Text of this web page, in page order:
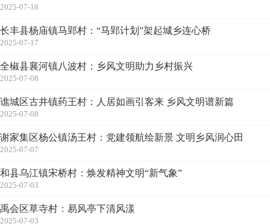
2025-07-18
长丰县杨庙镇马郢村：“马郢计划”架起城乡连心桥
2025-07-17
全椒县襄河镇八波村：乡风文明助力乡村振兴
2025-07-08
谯城区古井镇药王村：人居如画引客来 乡风文明谱新篇
2025-07-08
谢家集区杨公镇汤王村：党建领航绘新景 文明乡风润心田
2025-07-07
和县乌江镇宋桥村：焕发精神文明“新气象”
2025-07-03
禹会区草寺村：易风亭下清风漾
2025-07-03